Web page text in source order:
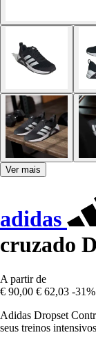
Ver mais
adidas
cruzado
A partir de
€ 90,00 € 62,03 -31%
Adidas Dropset
seus treinos